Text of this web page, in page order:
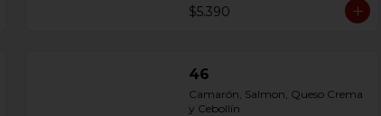
$5.390
46
Camarón, Salmon, Queso Crema
y Cebollín